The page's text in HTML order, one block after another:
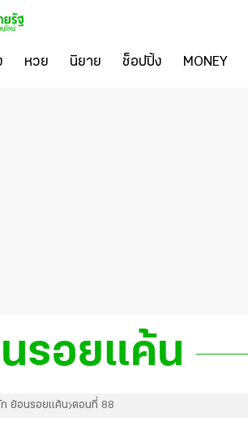
หวย นิยาย ช็อปปิ้ง MONEY
รอยแค้น
ย้อนรอยแค้น ตอนที่ 88